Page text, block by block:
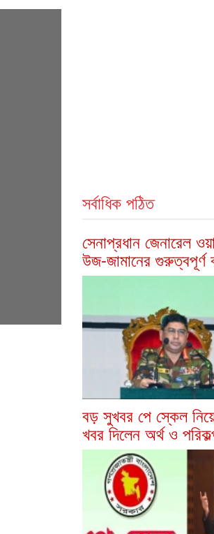
সর্বাধিক পঠিত
সেনাপ্রধান জেনারেল
উজ-জামানের গুরুত্বপূর্ণ
বড় সুখবর পে স্কেল
খবর দিলেন অর্থ ও